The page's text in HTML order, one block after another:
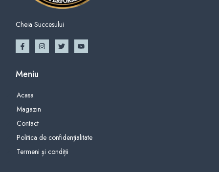
Cheia Succesului
Meniu
Acasa
Magazin
Contact
Politica de confidențialitate
Termeni și condiții